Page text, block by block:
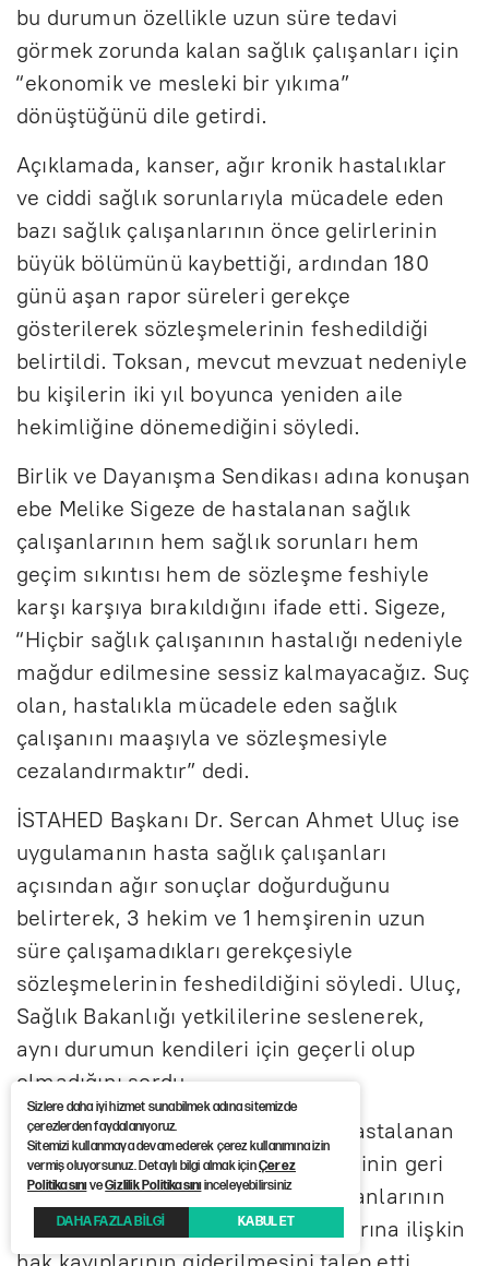
bu durumun özellikle uzun süre tedavi
görmek zorunda kalan sağlık çalışanları için
“ekonomik ve mesleki bir yıkıma”
dönüştüğünü dile getirdi.
Açıklamada, kanser, ağır kronik hastalıklar
ve ciddi sağlık sorunlarıyla mücadele eden
bazı sağlık çalışanlarının önce gelirlerinin
büyük bölümünü kaybettiği, ardından 180
günü aşan rapor süreleri gerekçe
gösterilerek sözleşmelerinin feshedildiği
belirtildi. Toksan, mevcut mevzuat nedeniyle
bu kişilerin iki yıl boyunca yeniden aile
hekimliğine dönemediğini söyledi.
Birlik ve Dayanışma Sendikası adına konuşan
ebe Melike Sigeze de hastalanan sağlık
çalışanlarının hem sağlık sorunları hem
geçim sıkıntısı hem de sözleşme feshiyle
karşı karşıya bırakıldığını ifade etti. Sigeze,
“Hiçbir sağlık çalışanının hastalığı nedeniyle
mağdur edilmesine sessiz kalmayacağız. Suç
olan, hastalıkla mücadele eden sağlık
çalışanını maaşıyla ve sözleşmesiyle
cezalandırmaktır” dedi.
İSTAHED Başkanı Dr. Sercan Ahmet Uluç ise
uygulamanın hasta sağlık çalışanları
açısından ağır sonuçlar doğurduğunu
belirterek, 3 hekim ve 1 hemşirenin uzun
süre çalışamadıkları gerekçesiyle
sözleşmelerinin feshedildiğini söyledi. Uluç,
Sağlık Bakanlığı yetkililerine seslenerek,
aynı durumun kendileri için geçerli olup
olmadığını sordu.
Sağlık emekçileri, yönetmeliğin hastalanan
çalışanları cezalandıran hükümlerinin geri
çekilmesini ve aile hekimliği çalışanlarının
gelir, sözleşme ve çalışma koşullarına ilişkin
Sizlere daha iyi hizmet sunabilmek adına sitemizde
çerezlerden faydalanıyoruz.
Sitemizi kullanmaya devam ederek çerez kullanımına izin
vermiş oluyorsunuz. Detaylı bilgi almak içinÇerez
PolitikasınıveGizlilik Politikasınıinceleyebilirsiniz
DAHA FAZLA BİLGİ KABUL ET